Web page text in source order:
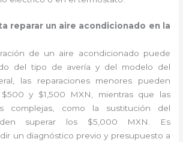
reparar un aire acondicionado en la
de un aire acondicionado puede
del tipo de avería y del modelo del
las reparaciones menores pueden
y $1,500 MXN, mientras que las
complejas, como la sustitución del
superar los $5,000 MXN. Es
un diagnóstico previo y presupuesto a